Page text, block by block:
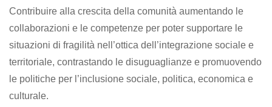
Contribuire alla crescita della comunità aumentando le
collaborazioni e le competenze per poter supportare le
situazioni di fragilità nell’ottica dell’integrazione sociale e
territoriale, contrastando le disuguaglianze e promuovendo
le politiche per l’inclusione sociale, politica, economica e
culturale.